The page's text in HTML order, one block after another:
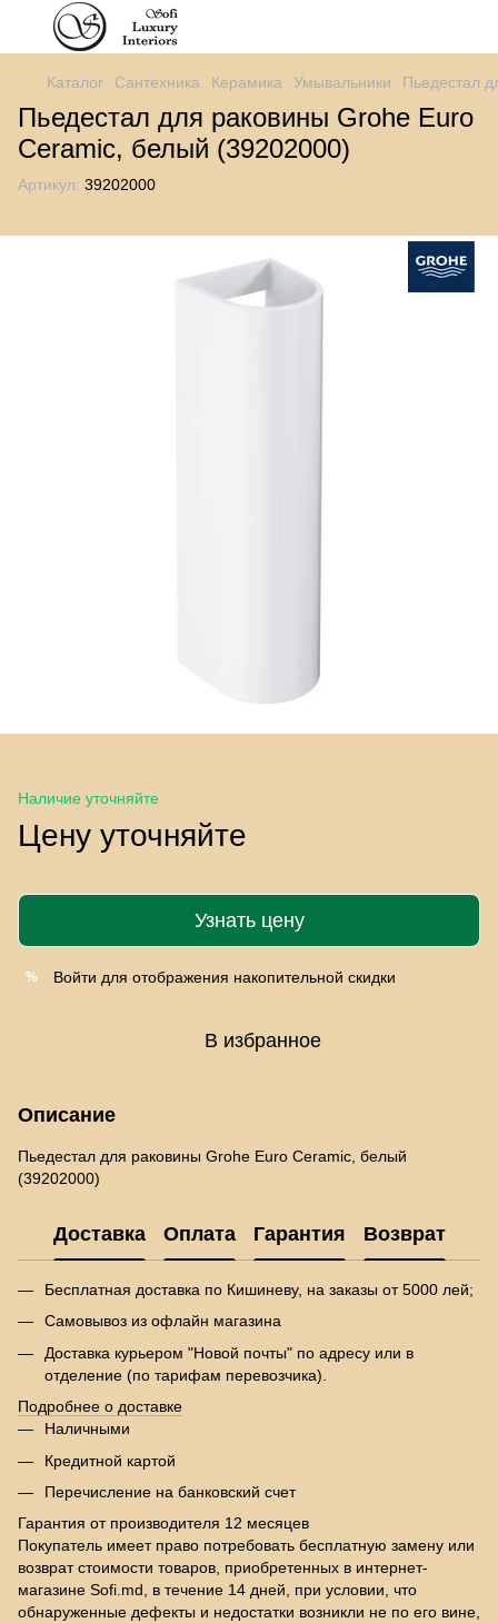
Каталог Сантехника Керамика Умывальники Пьедестал
Пьедестал для раковины Grohe Euro
Ceramic, белый (39202000)
Артикул: 39202000
Наличие уточняйте
Цену уточняйте
Узнать цену
% Войти для отображения накопительной скидки
В избранное
Описание
Пьедестал для раковины Grohe Euro Ceramic, белый
(39202000)
Доставка Оплата Гарантия Возврат
Бесплатная доставка по Кишиневу, на заказы от 5000 лей;
Самовывоз из офлайн магазина
Доставка курьером "Новой почты" по адресу или в
отделение (по тарифам перевозчика).
Подробнее о доставке
Наличными
Кредитной картой
Перечисление на банковский счет
Гарантия от производителя 12 месяцев
Покупатель имеет право потребовать бесплатную замену или
возврат стоимости товаров, приобретенных в интернет-
магазине Sofi.md, в течение 14 дней, при условии, что
обнаруженные дефекты и недостатки возникли не по его вине,